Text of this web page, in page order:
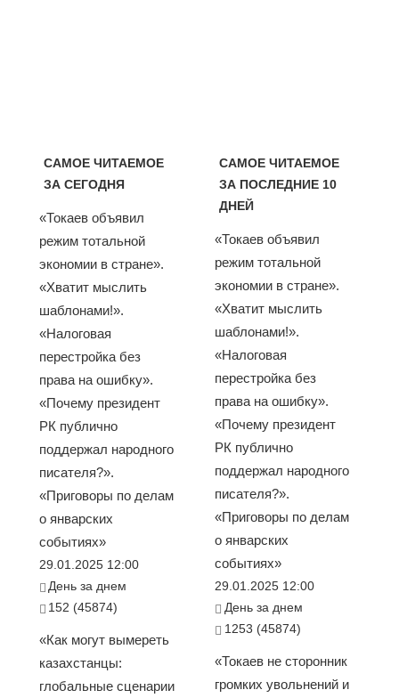
САМОЕ ЧИТАЕМОЕ
ЗА СЕГОДНЯ
«Токаев объявил
режим тотальной
экономии в стране».
«Хватит мыслить
шаблонами!».
«Налоговая
перестройка без
права на ошибку».
«Почему президент
РК публично
поддержал народного
писателя?».
«Приговоры по делам
о январских
событиях»
29.01.2025 12:00
День за днем
152 (45874)
«Как могут вымереть
казахстанцы:
глобальные сценарии
САМОЕ ЧИТАЕМОЕ
ЗА ПОСЛЕДНИЕ 10
ДНЕЙ
«Токаев объявил
режим тотальной
экономии в стране».
«Хватит мыслить
шаблонами!».
«Налоговая
перестройка без
права на ошибку».
«Почему президент
РК публично
поддержал народного
писателя?».
«Приговоры по делам
о январских
событиях»
29.01.2025 12:00
День за днем
1253 (45874)
«Токаев не сторонник
громких увольнений и